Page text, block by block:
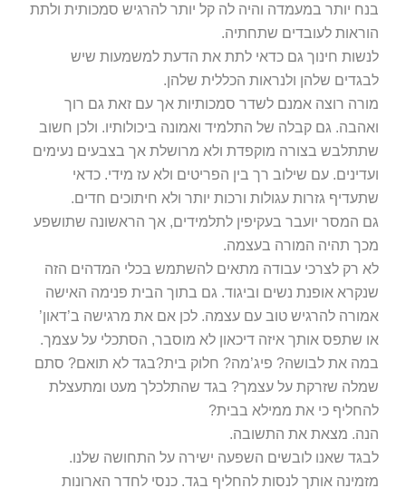
בנח יותר במעמדה והיה לה קל יותר להרגיש סמכותית ולתת
הוראות לעובדים שתחתיה.
לנשות חינוך גם כדאי לתת את הדעת למשמעות שיש
לבגדים שלהן ולנראות הכללית שלהן.
מורה רוצה אמנם לשדר סמכותיות אך עם זאת גם רוך
ואהבה. גם קבלה של התלמיד ואמונה ביכולותיו. ולכן חשוב
שתתלבש בצורה מוקפדת ולא מרושלת אך בצבעים נעימים
ועדינים. עם שילוב רך בין הפריטים ולא עז מידי. כדאי
שתעדיף גזרות עגולות ורכות יותר ולא חיתוכים חדים.
גם המסר יועבר בעקיפין לתלמידים, אך הראשונה שתושפע
מכך תהיה המורה בעצמה.
לא רק לצרכי עבודה מתאים להשתמש בכלי המדהים הזה
שנקרא אופנת נשים וביגוד. גם בתוך הבית פנימה האישה
אמורה להרגיש טוב עם עצמה. לכן אם את מרגישה ב’דאון’
או שתפס אותך איזה דיכאון לא מוסבר, הסתכלי על עצמך.
במה את לבושה? פיג’מה? חלוק בית?בגד לא תואם? סתם
שמלה שזרקת על עצמך? בגד שהתלכלך מעט ומתעצלת
להחליף כי את ממילא בבית?
הנה. מצאת את התשובה.
לבגד שאנו לובשים השפעה ישירה על התחושה שלנו.
מזמינה אותך לנסות להחליף בגד. כנסי לחדר הארונות